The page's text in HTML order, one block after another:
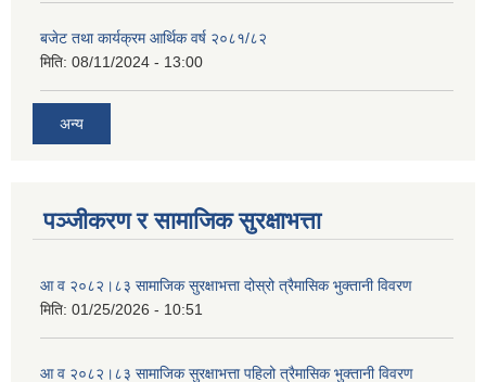
बजेट तथा कार्यक्रम आर्थिक वर्ष २०८१/८२
मिति: 08/11/2024 - 13:00
अन्य
पञ्जीकरण र सामाजिक सुरक्षाभत्ता
आ व २०८२।८३ सामाजिक सुरक्षाभत्ता दोस्रो त्रैमासिक भुक्तानी विवरण
मिति: 01/25/2026 - 10:51
आ व २०८२।८३ सामाजिक सुरक्षाभत्ता पहिलो त्रैमासिक भुक्तानी विवरण